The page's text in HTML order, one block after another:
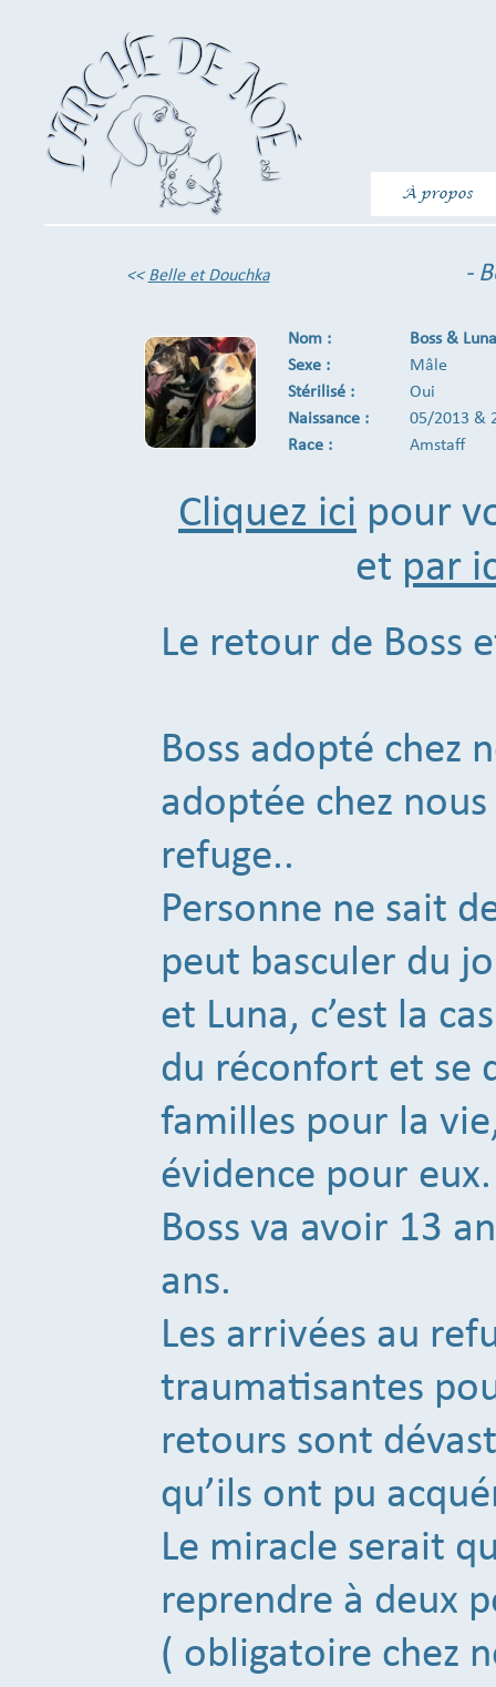
À propos
<< Belle et Douchka -
Nom :
Boss & Luna
Sexe :
Mâle
Stérilisé :
Oui
Naissance :
05/2013 &
Race :
Amstaff
Cliquez ici pour
et par
Le retour de Boss
Boss adopté chez
adoptée chez
refuge..
Personne ne sait
peut basculer du
et Luna, c’est la
du réconfort et se
familles pour la
évidence pour eux.
Boss va avoir 13
ans.
Les arrivées au
traumatisantes
retours sont
qu’ils ont pu
Le miracle serait
reprendre à deux
( obligatoire chez